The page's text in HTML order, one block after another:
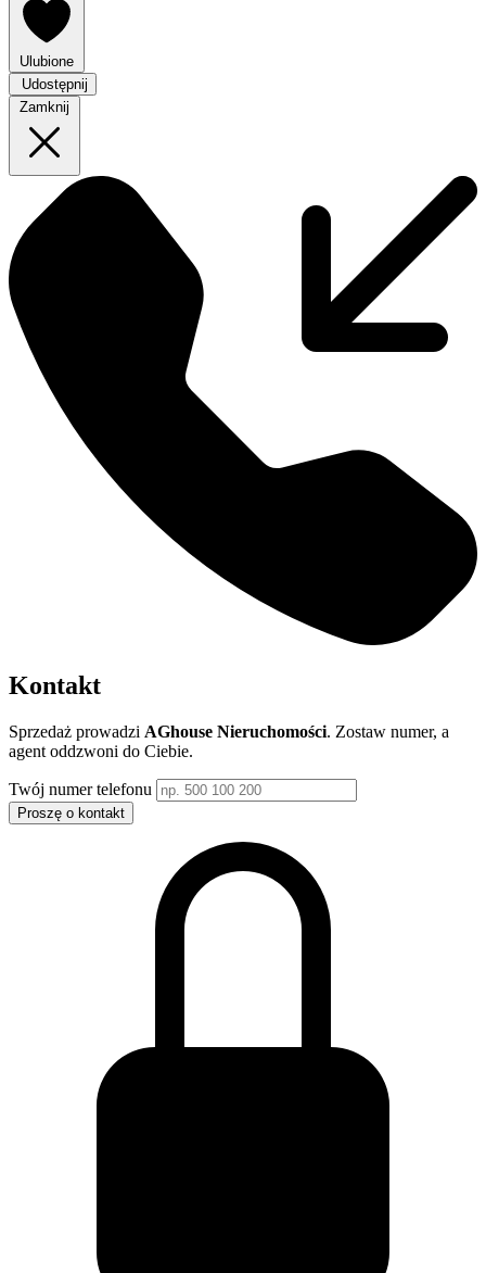
Ulubione
Udostępnij
Zamknij
Kontakt
Sprzedaż prowadzi AGhouse Nieruchomości. Zostaw numer, a
agent oddzwoni do Ciebie.
Twój numer telefonu
Proszę o kontakt